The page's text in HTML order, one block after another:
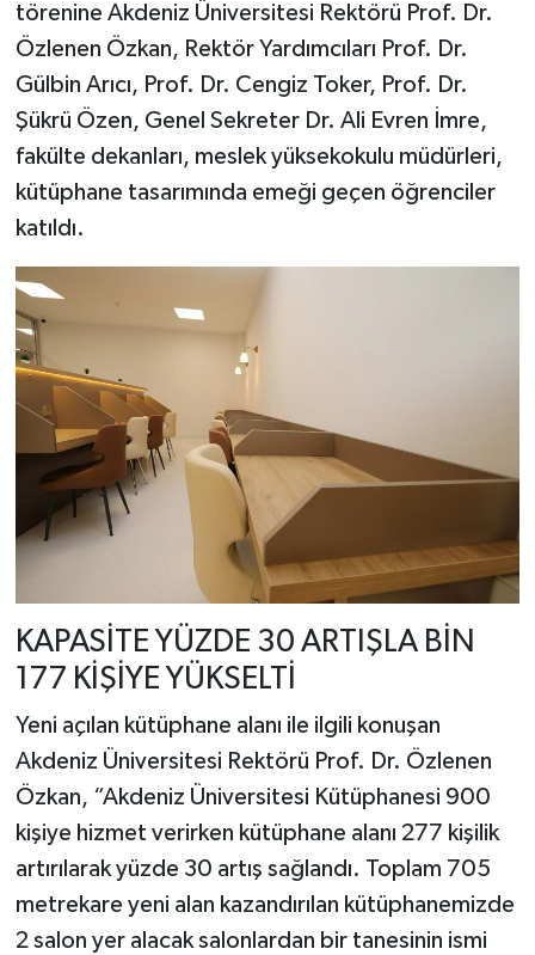
törenine Akdeniz Üniversitesi Rektörü Prof. Dr.
Özlenen Özkan, Rektör Yardımcıları Prof. Dr.
Gülbin Arıcı, Prof. Dr. Cengiz Toker, Prof. Dr.
Şükrü Özen, Genel Sekreter Dr. Ali Evren İmre,
fakülte dekanları, meslek yüksekokulu müdürleri,
kütüphane tasarımında emeği geçen öğrenciler
katıldı.
KAPASİTE YÜZDE 30 ARTIŞLA BİN
177 KİŞİYE YÜKSELTİ
Yeni açılan kütüphane alanı ile ilgili konuşan
Akdeniz Üniversitesi Rektörü Prof. Dr. Özlenen
Özkan, “Akdeniz Üniversitesi Kütüphanesi 900
kişiye hizmet verirken kütüphane alanı 277 kişilik
artırılarak yüzde 30 artış sağlandı. Toplam 705
metrekare yeni alan kazandırılan kütüphanemizde
2 salon yer alacak salonlardan bir tanesinin ismi